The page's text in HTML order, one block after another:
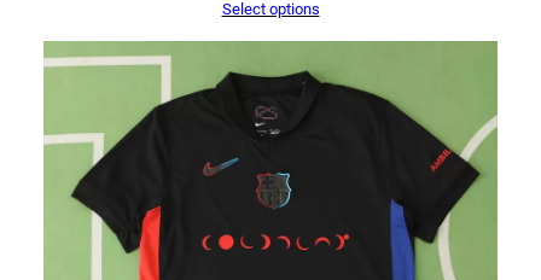
Select options